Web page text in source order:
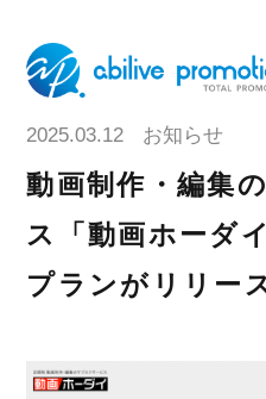
2025.03.12 お知らせ
動画制作・編集
ス「動画ホーダ
プランがリリー